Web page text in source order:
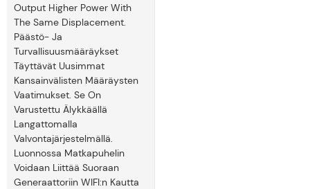
Output Higher Power With
The Same Displacement.
Päästö- Ja
Turvallisuusmääräykset
Täyttävät Uusimmat
Kansainvälisten Määräysten
Vaatimukset. Se On
Varustettu Älykkäällä
Langattomalla
Valvontajärjestelmällä.
Luonnossa Matkapuhelin
Voidaan Liittää Suoraan
Generaattoriin WIFI:n Kautta